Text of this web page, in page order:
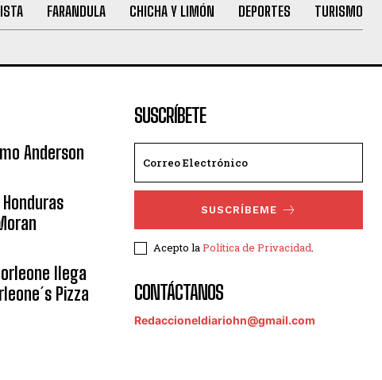
FARANDULA CHICHA Y LIMÓN DEPORTES TURISMO
Anderson
llega
Pizza
SUSCRÍBETE
SUSCRÍBEME
Acepto laPolítica de Privacidad.
CONTÁCTANOS
Redaccioneldiariohn@gmail.com